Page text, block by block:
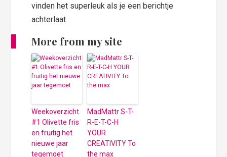
vinden het superleuk als je een berichtje
achterlaat
More from my site
Weekoverzicht
#1 Olivette fris
en fruitig het
nieuwe jaar
tegemoet
MadMattr S-T-
R-E-T-C-H
YOUR
CREATIVITY To
the max